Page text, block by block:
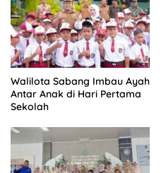
Walilota Sabang Imbau Ayah
Antar Anak di Hari Pertama
Sekolah